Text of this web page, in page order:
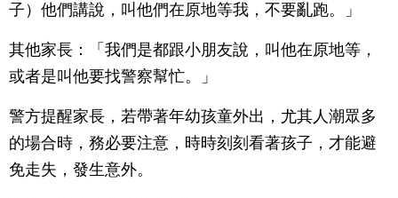
子）他們講說，叫他們在原地等我，不要亂跑。」
其他家長：「我們是都跟小朋友說，叫他在原地等，
或者是叫他要找警察幫忙。」
警方提醒家長，若帶著年幼孩童外出，尤其人潮眾多
的場合時，務必要注意，時時刻刻看著孩子，才能避
免走失，發生意外。